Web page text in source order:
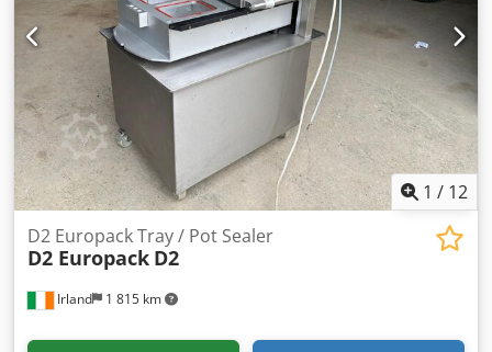
1 / 12
Irland 1 815 km
D2 Europack Tray / Pot Sealer
D2 Europack D2